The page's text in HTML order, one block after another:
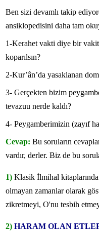
Ben sizi devamlı takip
ansiklopedisini daha tam
1-Kerahet vakti diye bir vakit
koparılsın?
2-Kur’ân’da yasaklanan
3- Gerçekten bizim
tevazuu nerde kaldı?
4- Peygamberimizin (zayıf
Cevap: Bu soruların
vardır, derler. Biz de bu
1) Klasik İlmihal kitaplarında
olmayan zamanlar olarak
zikretmeyi, O'nu tesbih
2) HARAM OLAN